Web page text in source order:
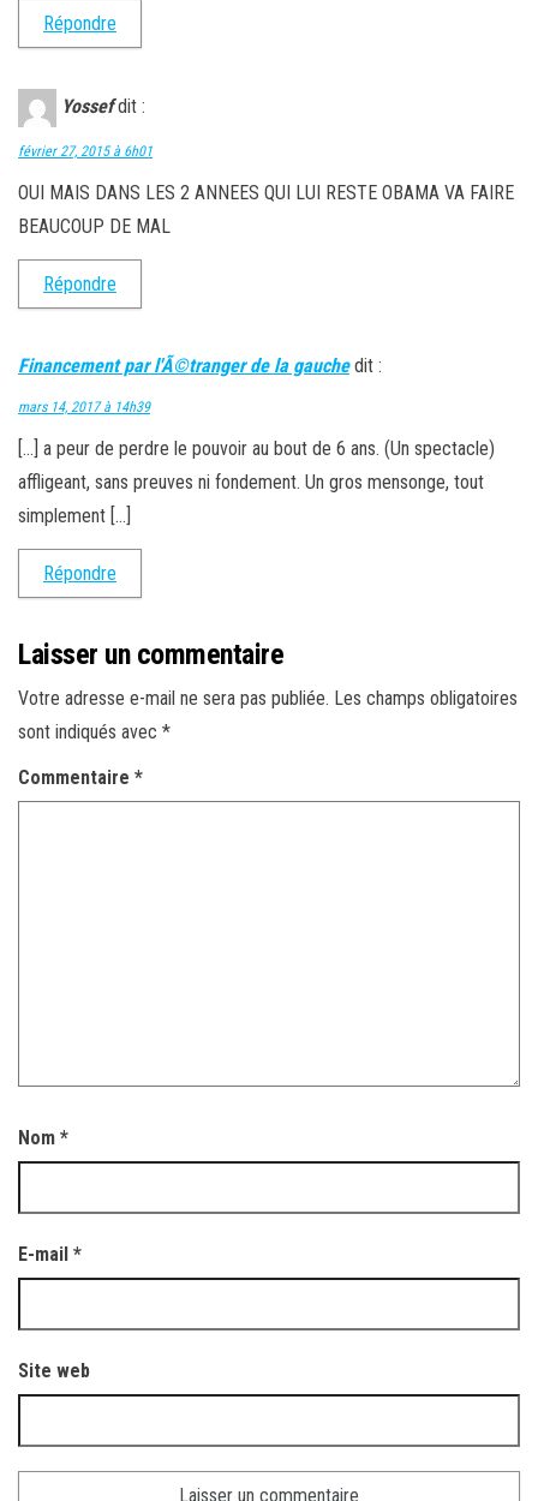
Répondre
Yossef dit :
février 27, 2015 à 6h01
OUI MAIS DANS LES 2 ANNEES QUI LUI RESTE OBAMA VA FAIRE
BEAUCOUP DE MAL
Répondre
Financement par l'Ã©tranger de la gauche dit :
mars 14, 2017 à 14h39
[…] a peur de perdre le pouvoir au bout de 6 ans. (Un spectacle)
affligeant, sans preuves ni fondement. Un gros mensonge, tout
simplement […]
Répondre
Laisser un commentaire
Votre adresse e-mail ne sera pas publiée. Les champs obligatoires
sont indiqués avec *
Commentaire *
Nom *
E-mail *
Site web